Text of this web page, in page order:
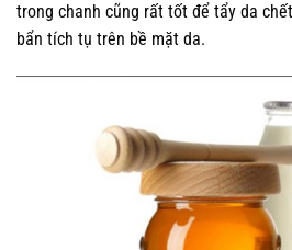
trong chanh cũng rất tốt để tẩy da
bẩn tích tụ trên bề mặt da.